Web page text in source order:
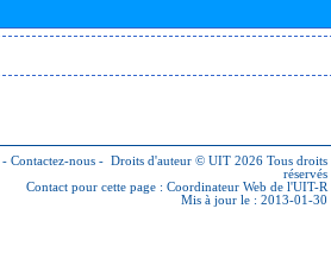
- Contactez-nous - Droits d'auteur © UIT 2026 Tous droits
réservés
Contact pour cette page : Coordinateur Web de l'UIT-R
Mis à jour le : 2013-01-30